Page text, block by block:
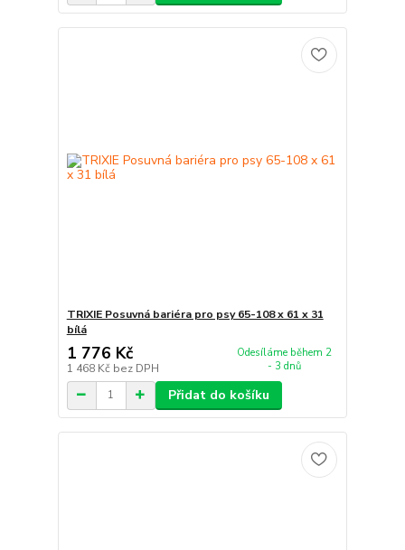
TRIXIE Posuvná bariéra pro psy 65-108 x 61 x 31
bílá
1 776 Kč
1 468 Kč bez DPH
Odesíláme během 2
- 3 dnů
Přidat do košíku